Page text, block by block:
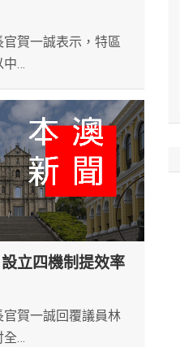
賀一誠表示，特區
中…
立四機制提效率
賀一誠回覆議員林
全…